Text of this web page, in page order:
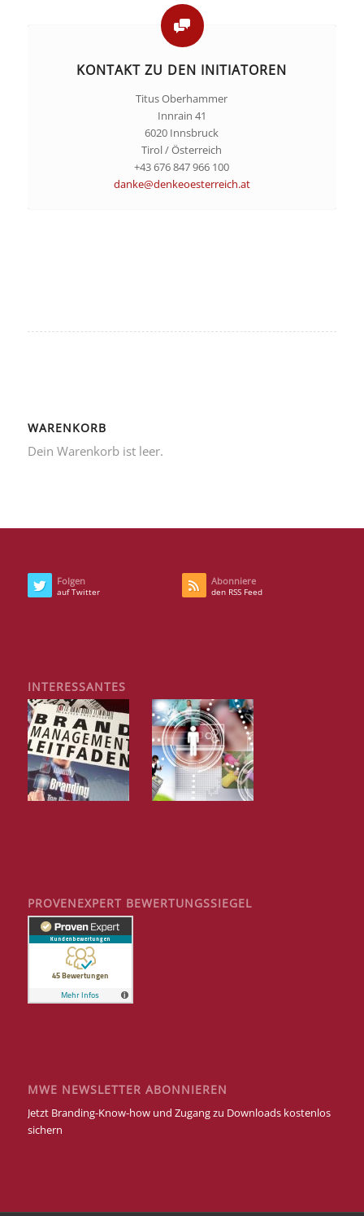
KONTAKT ZU DEN INITIATOREN
Titus Oberhammer
Innrain 41
6020 Innsbruck
Tirol / Österreich
+43 676 847 966 100
danke@denkeoesterreich.at
WARENKORB
Dein Warenkorb ist leer.
Folgen
auf Twitter
Abonniere
den RSS Feed
INTERESSANTES
PROVENEXPERT BEWERTUNGSSIEGEL
MWE NEWSLETTER ABONNIEREN
Jetzt Branding-Know-how und Zugang zu Downloads kostenlos
sichern